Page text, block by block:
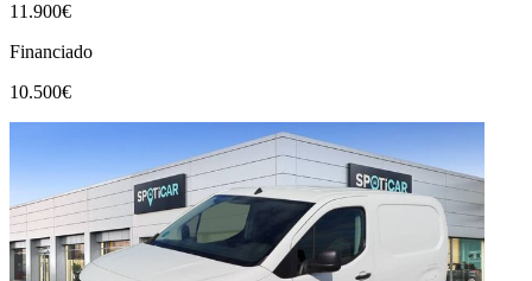
11.900€
Financiado
10.500€